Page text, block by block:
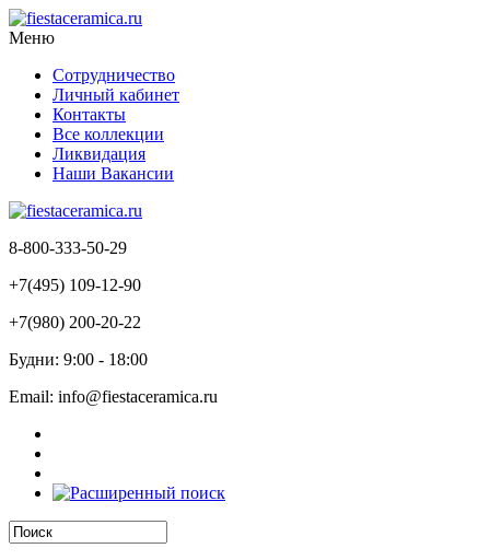
Меню
Сотрудничество
Личный кабинет
Контакты
Все коллекции
Ликвидация
Наши Вакансии
8-800-333-50-29
+7(495) 109-12-90
+7(980) 200-20-22
Будни: 9:00 - 18:00
Email: info@fiestaceramica.ru